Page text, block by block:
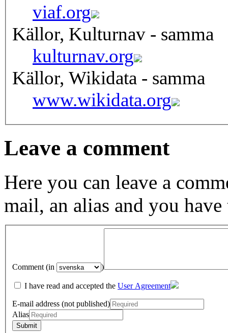
viaf.org
Källor, Kulturnav - samma
kulturnav.org
Källor, Wikidata - samma
www.wikidata.org
Leave a comment
Here you can leave a
mail, an alias and you have
Comment (in )
I have read and accepted the User Agreement
E-mail address (not published)
Alias